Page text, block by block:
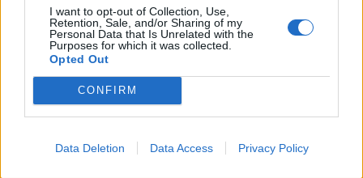
I want to opt-out of Collection, Use,
Retention, Sale, and/or Sharing of my
Personal Data that Is Unrelated with the
Purposes for which it was collected.
Opted Out
CONFIRM
Data Deletion Data Access Privacy Policy
Pagina 17 di 57